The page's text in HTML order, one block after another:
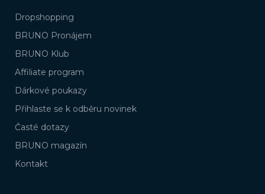
Dropshopping
BRUNO Pronájem
BRUNO Klub
Affiliate program
Dárkové poukazy
Přihlaste se k odběru novinek
Časté dotazy
BRUNO magazín
Kontakt